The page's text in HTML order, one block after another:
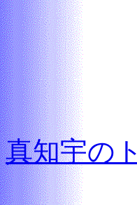
真知宇の